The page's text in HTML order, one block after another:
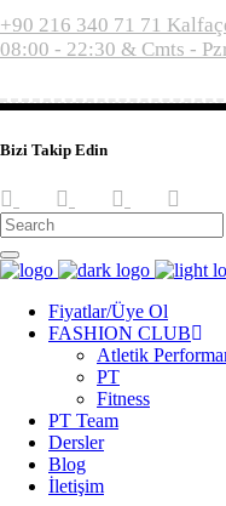
+90 216 340 71 71
08:00 - 22:30 & Cmts -
Bizi Takip Edin
Fiyatlar/Üye Ol
FASHION CLUB
Atletik
PT
Fitness
PT Team
Dersler
Blog
İletişim